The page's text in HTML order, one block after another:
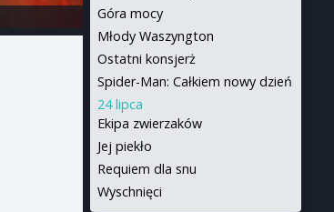
Góra mocy
Młody Waszyngton
Ostatni konsjerż
Spider-Man: Całkiem nowy dzień
24 lipca
Ekipa zwierzaków
Jej piekło
Requiem dla snu
Wyschnięci